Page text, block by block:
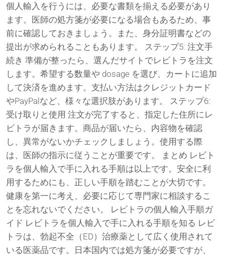
個人輸入を行うには、必要な書類を揃える必要があり
ます。医師の処方箋が必要になる場合もあるため、事
前に確認しておきましょう。また、身分証明書などの
提出が求められることもあります。 ステップ5: 注文手
続き 準備が整ったら、選んだサイトでレビトラを注文
します。希望する数量や dosage を選び、カートに追加
して決済を進めます。支払い方法はクレジットカード
やPayPalなど、様々な選択肢があります。 ステップ6:
受け取りと使用 注文が完了すると、指定した住所にレ
ビトラが届きます。商品が届いたら、内容物を確認
し、異常がないかチェックしましょう。使用する際
は、医師の指示に従うことが重要です。 まとめ レビト
ラを個人輸入で手に入れる手順は以上です。安全に利
用するためにも、正しい手順を踏むことが大切です。
健康を第一に考え、必要に応じて専門家に相談するこ
とを忘れないでください。 レビトラの個人輸入手順ガ
イド レビトラを個人輸入で手に入れる手順を知る レビ
トラは、勃起不全（ED）治療薬として広く使用されて
いる医薬品です。日本国内では処方箋が必要ですが、